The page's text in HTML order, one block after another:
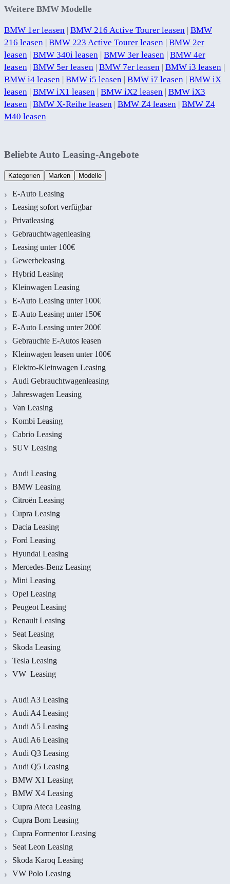
Weitere BMW Modelle
BMW 1er leasen | BMW 216 Active Tourer leasen | BMW
216 leasen | BMW 223 Active Tourer leasen | BMW 2er
leasen | BMW 340i leasen | BMW 3er leasen | BMW 4er
leasen | BMW 5er leasen | BMW 7er leasen | BMW i3 leasen |
BMW i4 leasen | BMW i5 leasen | BMW i7 leasen | BMW iX
leasen | BMW iX1 leasen | BMW iX2 leasen | BMW iX3
leasen | BMW X-Reihe leasen | BMW Z4 leasen | BMW Z4
M40 leasen
Beliebte Auto Leasing-Angebote
Kategorien Marken Modelle
E-Auto Leasing
Leasing sofort verfügbar
Privatleasing
Gebrauchtwagenleasing
Leasing unter 100€
Gewerbeleasing
Hybrid Leasing
Kleinwagen Leasing
E-Auto Leasing unter 100€
E-Auto Leasing unter 150€
E-Auto Leasing unter 200€
Gebrauchte E-Autos leasen
Kleinwagen leasen unter 100€
Elektro-Kleinwagen Leasing
Audi Gebrauchtwagenleasing
Jahreswagen Leasing
Van Leasing
Kombi Leasing
Cabrio Leasing
SUV Leasing
Audi Leasing
BMW Leasing
Citroën Leasing
Cupra Leasing
Dacia Leasing
Ford Leasing
Hyundai Leasing
Mercedes-Benz Leasing
Mini Leasing
Opel Leasing
Peugeot Leasing
Renault Leasing
Seat Leasing
Skoda Leasing
Tesla Leasing
VW Leasing
Audi A3 Leasing
Audi A4 Leasing
Audi A5 Leasing
Audi A6 Leasing
Audi Q3 Leasing
Audi Q5 Leasing
BMW X1 Leasing
BMW X4 Leasing
Cupra Ateca Leasing
Cupra Born Leasing
Cupra Formentor Leasing
Seat Leon Leasing
Skoda Karoq Leasing
VW Polo Leasing